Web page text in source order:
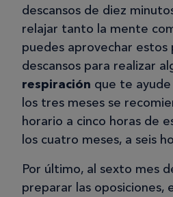
descansos de diez
relajar tanto la mente
puedes aprovechar estos
descansos para realizar
respiración que te
los tres meses se
horario a cinco horas de
los cuatro meses, a seis
Por último, al sexto mes
preparar las oposiciones,